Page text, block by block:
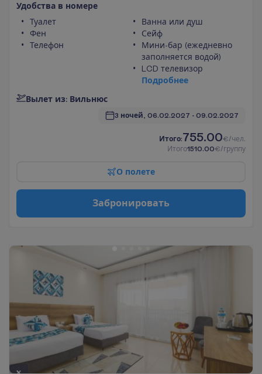
Удобства в номере
Туалет
Фен
Телефон
Ванна или душ
Сейф
Мини-бар (ежедневно
заполняется водой)
LCD телевизор
Подробнее
Вылет из: Вильнюс
3 ночей, 06.02.2027 - 09.02.2027
Итого:755.00€/чел.
Итого1510.00€/группу
О полете
Забронировать